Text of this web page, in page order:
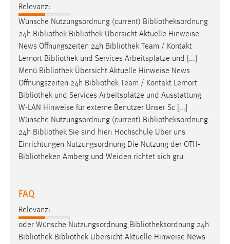
Relevanz:
Wünsche Nutzungsordnung (current) Bibliotheksordnung
24h Bibliothek Bibliothek Übersicht Aktuelle Hinweise
News Öffnungszeiten 24h Bibliothek Team / Kontakt
Lernort Bibliothek und Services Arbeitsplätze und [...]
Menü Bibliothek Übersicht Aktuelle Hinweise News
Öffnungszeiten 24h Bibliothek Team / Kontakt Lernort
Bibliothek und Services Arbeitsplätze und Ausstattung
W-LAN Hinweise für externe Benutzer Unser Sc [...]
Wünsche Nutzungsordnung (current) Bibliotheksordnung
24h Bibliothek Sie sind hier: Hochschule Über uns
Einrichtungen Nutzungsordnung Die Nutzung der OTH-
Bibliotheken Amberg und Weiden richtet sich gru
FAQ
Relevanz:
oder Wünsche Nutzungsordnung Bibliotheksordnung 24h
Bibliothek Bibliothek Übersicht Aktuelle Hinweise News
verwendet, um personalisierte Werbung anzuzeigen.
Sie tun dies, indem sie Besucher über Websites
hinweg verfolgen.
Google Ads
Name:
_gcl_au
Anbieter:
Google Ireland Limited
Zweck:
Conversion-Tracking
Facebook Pixel
Name:
_fbp